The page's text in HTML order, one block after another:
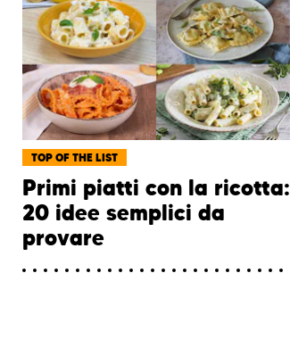
TOP OF THE LIST
Primi piatti con la ricotta:
20 idee semplici da
provare